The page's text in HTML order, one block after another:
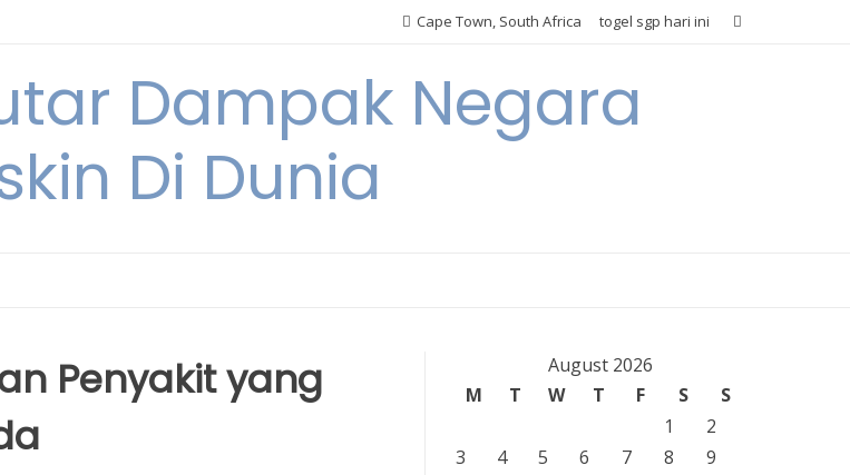
Cape Town, South Africa togel sgp hari ini
Dampak Negara
Di Dunia
Penyakit yang
August 2026
M
T W T F S
S
1
2
3
4 5 6 7 8
9